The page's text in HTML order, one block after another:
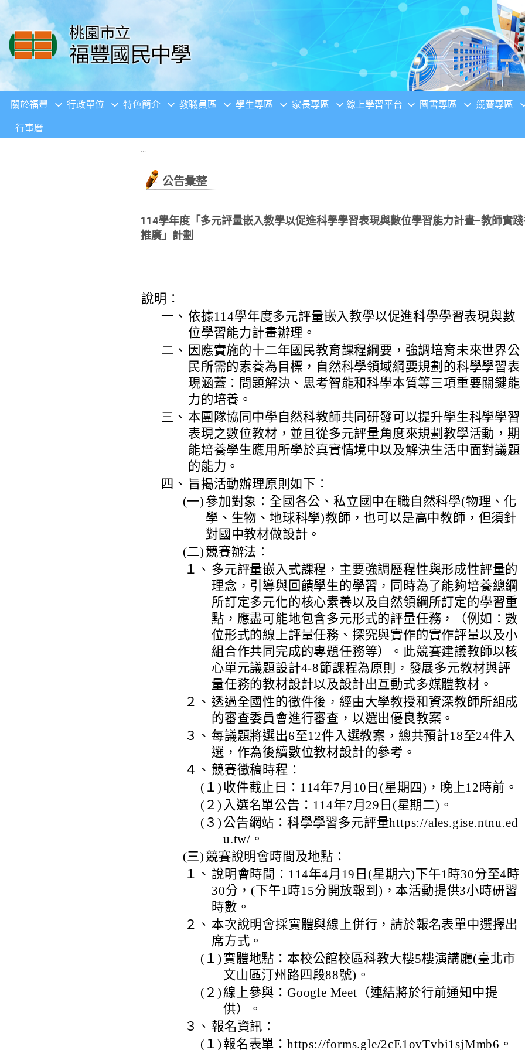
移至網頁之主要內容區位置
關於福豐 行政單位 特色簡介 教職員區 學生專區 家長專區 線上學習平台 圖書專區 競賽專區
行事曆
:::
公告彙整
114學年度「多元評量嵌入教學以促進科學學習表現與數位學習能力計畫–教師實
推廣」計劃
說明：
一、 依據114學年度多元評量嵌入教學以促進科學學習表現與數
位學習能力計畫辦理。
二、 因應實施的十二年國民教育課程綱要，強調培育未來世界公
民所需的素養為目標，自然科學領域綱要規劃的科學學習表
現涵蓋：問題解決、思考智能和科學本質等三項重要關鍵能
力的培養。
三、 本團隊協同中學自然科教師共同研發可以提升學生科學學習
表現之數位教材，並且從多元評量角度來規劃教學活動，期
能培養學生應用所學於真實情境中以及解決生活中面對議題
的能力。
四、 旨揭活動辦理原則如下：
(一) 參加對象：全國各公、私立國中在職自然科學(物理、化
學、生物、地球科學)教師，也可以是高中教師，但須針
對國中教材做設計。
(二) 競賽辦法：
１、 多元評量嵌入式課程，主要強調歷程性與形成性評量的
理念，引導與回饋學生的學習，同時為了能夠培養總綱
所訂定多元化的核心素養以及自然領綱所訂定的學習重
點，應盡可能地包含多元形式的評量任務，（例如：數
位形式的線上評量任務、探究與實作的實作評量以及小
組合作共同完成的專題任務等）。此競賽建議教師以核
心單元議題設計4-8節課程為原則，發展多元教材與評
量任務的教材設計以及設計出互動式多媒體教材。
２、 透過全國性的徵件後，經由大學教授和資深教師所組成
的審查委員會進行審查，以選出優良教案。
３、 每議題將選出6至12件入選教案，總共預計18至24件入
選，作為後續數位教材設計的參考。
４、 競賽徵稿時程：
(１) 收件截止日：114年7月10日(星期四)，晚上12時前。
(２) 入選名單公告：114年7月29日(星期二)。
(３) 公告網站：科學學習多元評量https://ales.gise.ntnu.ed
u.tw/。
(三) 競賽說明會時間及地點：
１、 說明會時間：114年4月19日(星期六)下午1時30分至4時
30分，(下午1時15分開放報到)，本活動提供3小時研習
時數。
２、 本次說明會採實體與線上併行，請於報名表單中選擇出
席方式。
(１) 實體地點：本校公館校區科教大樓5樓演講廳(臺北市
文山區汀州路四段88號)。
(２)線上參與：Google Meet（連結將於行前通知中提
供）。
３、 報名資訊：
(１) 報名表單：https://forms.gle/2cE1ovTvbi1sjMmb6。